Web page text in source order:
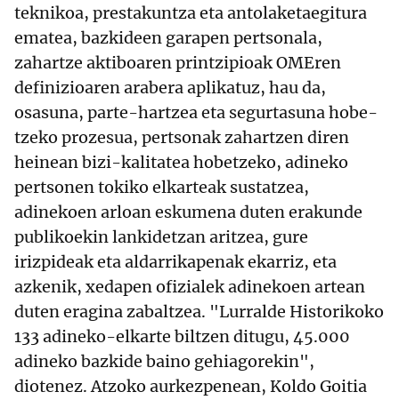
teknikoa, prestakuntza eta antolaketaegitura
ematea, bazkideen garapen pertsonala,
zahartze aktiboaren printzipioak OMEren
definizioaren arabera aplikatuz, hau da,
osasuna, parte-hartzea eta segurtasuna hobe-
tzeko prozesua, pertsonak zahartzen diren
heinean bizi-kalitatea hobetzeko, adineko
pertsonen tokiko elkarteak sustatzea,
adinekoen arloan eskumena duten erakunde
publikoekin lankidetzan aritzea, gure
irizpideak eta aldarrikapenak ekarriz, eta
azkenik, xedapen ofizialek adinekoen artean
duten eragina zabaltzea. "Lurralde Historikoko
133 adineko-elkarte biltzen ditugu, 45.000
adineko bazkide baino gehiagorekin",
diotenez. Atzoko aurkezpenean, Koldo Goitia